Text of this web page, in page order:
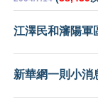
江澤民和瀋陽軍
新華網一則小消